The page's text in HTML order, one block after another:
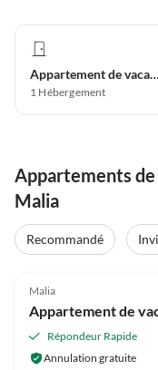
Appartement de vacances
1 Hébergement
Appartements de
Malia
Recommandé
Malia
Répondeur Rapide
Annulation gratuite